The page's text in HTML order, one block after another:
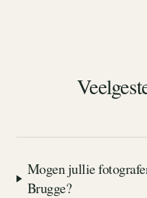
Mogen jullie
Brugge?